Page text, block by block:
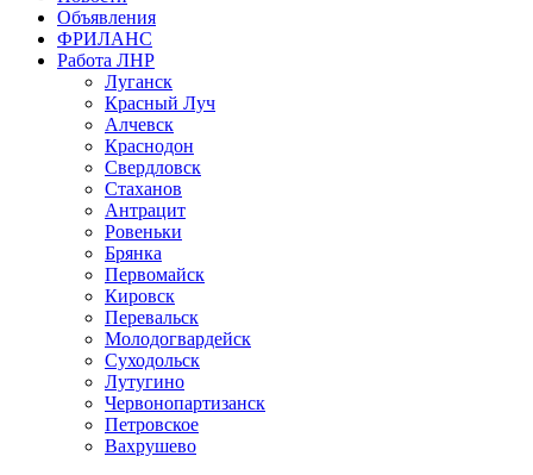
Объявления
ФРИЛАНС
Работа ЛНР
Луганск
Красный Луч
Алчевск
Краснодон
Свердловск
Стаханов
Антрацит
Ровеньки
Брянка
Первомайск
Кировск
Перевальск
Молодогвардейск
Суходольск
Лутугино
Червонопартизанск
Петровское
Вахрушево